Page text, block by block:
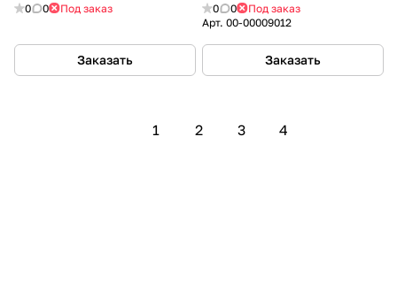
0 0 Под заказ
Заказать
0 0
Под заказ
Арт. 00-00009012
Заказать
1 2 3 4